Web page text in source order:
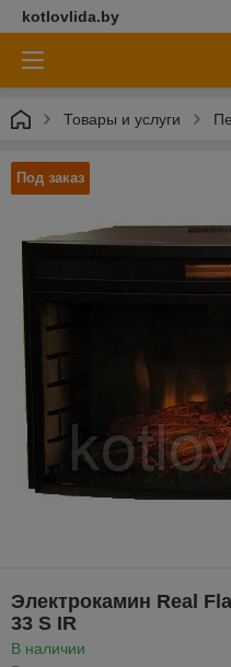
kotlovlida.by
Товары и услуги
Под заказ
Электрокамин Real
33 S IR
В наличии